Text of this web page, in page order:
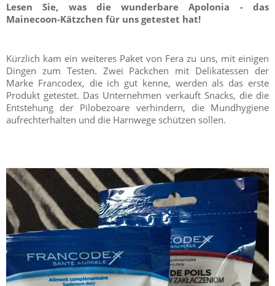
Lesen Sie, was die wunderbare Apolonia - das
Mainecoon-Kätzchen für uns getestet hat!
Kürzlich kam ein weiteres Paket von Fera zu uns, mit einigen
Dingen zum Testen. Zwei Päckchen mit Delikatessen der
Marke Francodex, die ich gut kenne, werden als das erste
Produkt getestet. Das Unternehmen verkauft Snacks, die die
Entstehung der Pilobezoare verhindern, die Mundhygiene
aufrechterhalten und die Harnwege schützen sollen.